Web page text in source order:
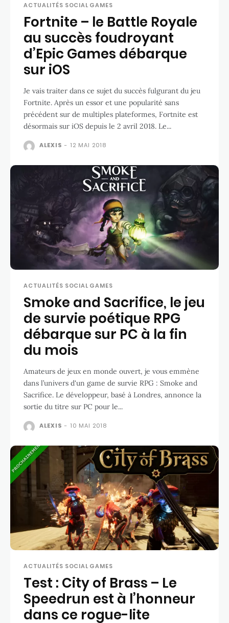
ACTUALITÉS SOCIAL GAMES
Fortnite – le Battle Royale
au succès foudroyant
d’Epic Games débarque
sur iOS
Je vais traiter dans ce sujet du succès fulgurant du jeu
Fortnite. Après un essor et une popularité sans
précédent sur de multiples plateformes, Fortnite est
désormais sur iOS depuis le 2 avril 2018. Le...
ALEXIS - 12 MAI 2018
ACTUALITÉS SOCIAL GAMES
Smoke and Sacrifice, le jeu
de survie poétique RPG
débarque sur PC à la fin
du mois
Amateurs de jeux en monde ouvert, je vous emmène
dans l’univers d'un game de survie RPG : Smoke and
Sacrifice. Le développeur, basé à Londres, annonce la
sortie du titre sur PC pour le...
ALEXIS - 10 MAI 2018
ACTUALITÉS SOCIAL GAMES
Test : City of Brass – Le
Speedrun est à l’honneur
dans ce rogue-lite